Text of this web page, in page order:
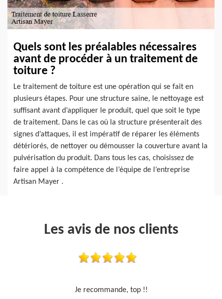
Quels sont les préalables nécessaires
avant de procéder à un traitement de
toiture ?
Le traitement de toiture est une opération qui se fait en
plusieurs étapes. Pour une structure saine, le nettoyage est
suffisant avant d’appliquer le produit, quel que soit le type
de traitement. Dans le cas où la structure présenterait des
signes d’attaques, il est impératif de réparer les éléments
détériorés, de nettoyer ou démousser la couverture avant la
pulvérisation du produit. Dans tous les cas, choisissez de
faire appel à la compétence de l’équipe de l’entreprise
Artisan Mayer .
Les avis de nos clients
Travail sérieux